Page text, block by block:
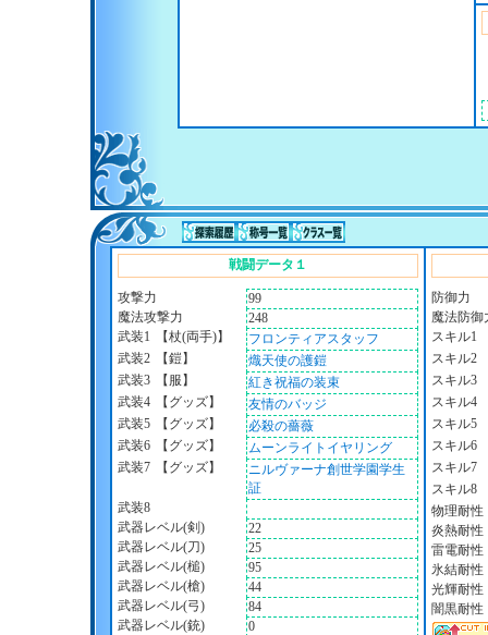
戦闘データ１
攻撃力
99
魔法攻撃力
248
武装1
【杖(両手)】
フロンティアスタッフ
武装2
【鎧】
熾天使の護鎧
武装3
【服】
紅き祝福の装束
武装4
【グッズ】
友情のバッジ
武装5
【グッズ】
必殺の薔薇
武装6
【グッズ】
ムーンライトイヤリング
武装7
【グッズ】
ニルヴァーナ創世学園学生
証
武装8
武器レベル(剣)
22
武器レベル(刀)
25
武器レベル(槌)
95
武器レベル(槍)
44
武器レベル(弓)
84
武器レベル(銃)
0
防御力
魔法防御
スキル1
スキル2
スキル3
スキル4
スキル5
スキル6
スキル7
スキル8
物理耐性
炎熱耐性
雷電耐性
氷結耐性
光輝耐性
闇黒耐性